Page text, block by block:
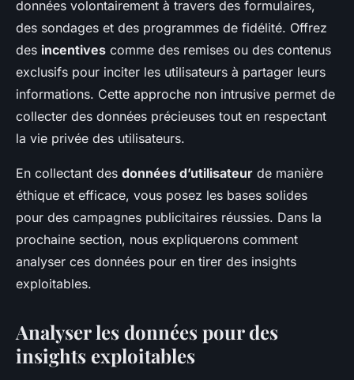
données volontairement à travers des formulaires,
des sondages et des programmes de fidélité. Offrez
des incentives comme des remises ou des contenus
exclusifs pour inciter les utilisateurs à partager leurs
informations. Cette approche non intrusive permet de
collecter des données précieuses tout en respectant
la vie privée des utilisateurs.
En collectant des données d’utilisateur de manière
éthique et efficace, vous posez les bases solides
pour des campagnes publicitaires réussies. Dans la
prochaine section, nous expliquerons comment
analyser ces données pour en tirer des insights
exploitables.
Analyser les données pour des
insights exploitables